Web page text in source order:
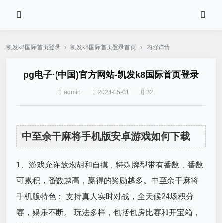
凯发k8国际首页登录 › 凯发k8国际首页登录首页 › 内容详情
pg电子·(中国)官方网站-凯发k8国际首页登录
admin 2024-05-01 32
中至余干麻将手机版安卓游戏如何下载
1、游戏允许放炮胡和自摸，特殊牌型带有番数，番数
可累积，番数越高，赢得的奖励越多。中至余干麻将
手机版特色： 支持真人实时对战，全天候24场积分
赛，娱乐不断。 玩法多样，包括包房比赛和开宝箱，